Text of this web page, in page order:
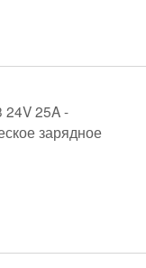
24V 25A -
зарядное